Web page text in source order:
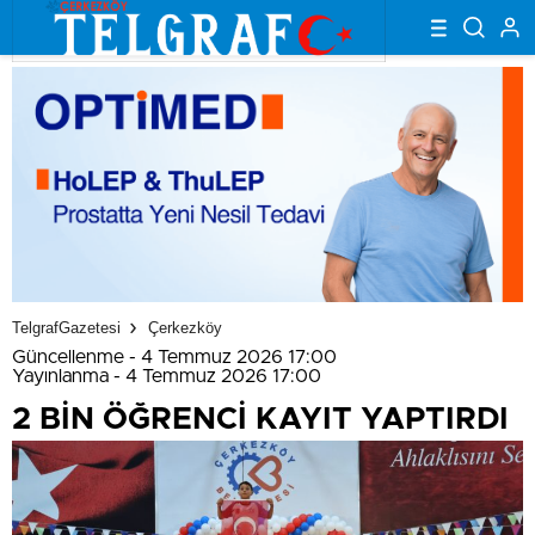
TelgrafGazetesi Çerkezköy
Güncellenme - 4 Temmuz 2026 17:00
Yayınlanma - 4 Temmuz 2026 17:00
2 BİN ÖĞRENCİ KAYIT YAPTIRDI